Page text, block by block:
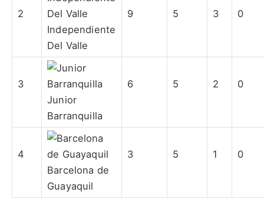
2
Independiente
Del Valle
9 5 3 0
3
Junior
Barranquilla
6 5 2 0
4
Barcelona de
Guayaquil
3 5 1 0